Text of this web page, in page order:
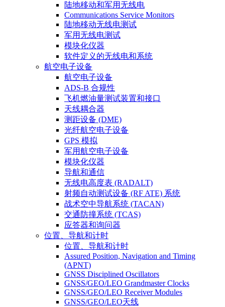
陆地移动和军用无线电
Communications Service Monitors
陆地移动无线电测试
军用无线电测试
模块化仪器
软件定义的无线电和系统
航空电子设备
航空电子设备
ADS-B 合规性
飞机燃油量测试装置和接口
天线耦合器
测距设备 (DME)
光纤航空电子设备
GPS 模拟
军用航空电子设备
模块化仪器
导航和通信
无线电高度表 (RADALT)
射频自动测试设备 (RF ATE) 系统
战术空中导航系统 (TACAN)
交通防撞系统 (TCAS)
应答器和询问器
位置、导航和计时
位置、导航和计时
Assured Position, Navigation and Timing
(APNT)
GNSS Disciplined Oscillators
GNSS/GEO/LEO Grandmaster Clocks
GNSS/GEO/LEO Receiver Modules
GNSS/GEO/LEO天线